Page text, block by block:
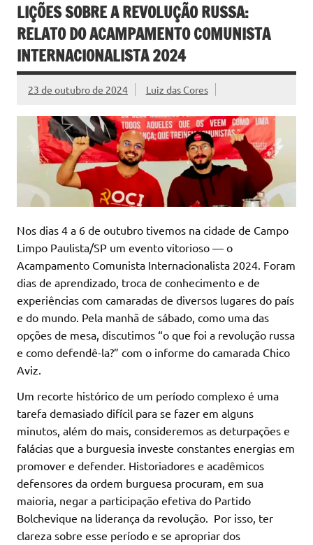
LIÇÕES SOBRE A REVOLUÇÃO RUSSA:
RELATO DO ACAMPAMENTO COMUNISTA
INTERNACIONALISTA 2024
23 de outubro de 2024 Luiz das Cores
Nos dias 4 a 6 de outubro tivemos na cidade de Campo
Limpo Paulista/SP um evento vitorioso — o
Acampamento Comunista Internacionalista 2024. Foram
dias de aprendizado, troca de conhecimento e de
experiências com camaradas de diversos lugares do país
e do mundo. Pela manhã de sábado, como uma das
opções de mesa, discutimos “o que foi a revolução russa
e como defendê-la?” com o informe do camarada Chico
Aviz.
Um recorte histórico de um período complexo é uma
tarefa demasiado difícil para se fazer em alguns
minutos, além do mais, consideremos as deturpações e
falácias que a burguesia investe constantes energias em
promover e defender. Historiadores e acadêmicos
defensores da ordem burguesa procuram, em sua
maioria, negar a participação efetiva do Partido
Bolchevique na liderança da revolução. Por isso, ter
clareza sobre esse período e se apropriar dos